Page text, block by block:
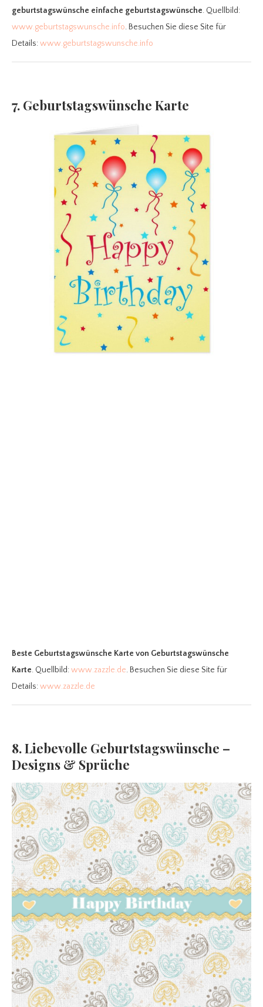
geburtstagswünsche einfache geburtstagswünsche. Quellbild:
www.geburtstagswunsche.info. Besuchen Sie diese Site für
Details:www.geburtstagswunsche.info
7. Geburtstagswünsche Karte
Beste Geburtstagswünsche Karte von Geburtstagswünsche
Karte. Quellbild:www.zazzle.de. Besuchen Sie diese Site für
Details:www.zazzle.de
8. Liebevolle Geburtstagswünsche –
Designs & Sprüche